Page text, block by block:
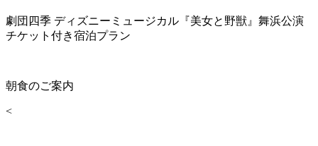
劇団四季 ディズニーミュージカル『美女と野獣』舞浜公演
チケット付き宿泊プラン
朝食のご案内
<